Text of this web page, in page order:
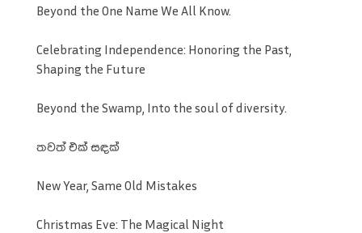
Beyond the One Name We All Know.
Celebrating Independence: Honoring the Past,
Shaping the Future
Beyond the Swamp, Into the soul of diversity.
තවත් එක් සඳක්
New Year, Same Old Mistakes
Christmas Eve: The Magical Night